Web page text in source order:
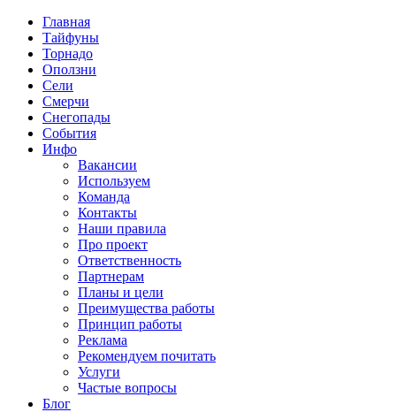
Главная
Тайфуны
Торнадо
Оползни
Сели
Смерчи
Снегопады
События
Инфо
Вакансии
Используем
Команда
Контакты
Наши правила
Про проект
Ответственность
Партнерам
Планы и цели
Преимущества работы
Принцип работы
Реклама
Рекомендуем почитать
Услуги
Частые вопросы
Блог